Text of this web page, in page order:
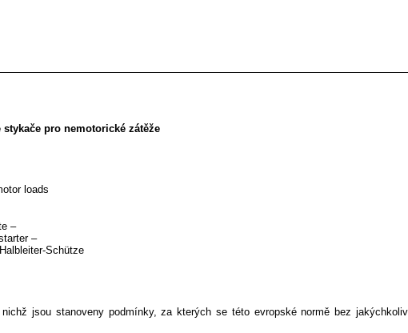
pro nemotorické zátěže
loads
–
–
Schütze
jsou stanoveny podmínky, za kterých se této evropské normě bez jakýchkoliv